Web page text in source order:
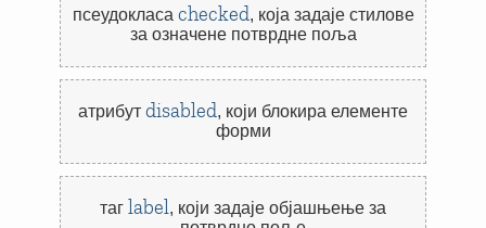
псеудокласа checked, која задаје стилове
за означене потврдне поља
атрибут disabled, који блокира елементе
форми
таг label, који задаје објашњење за